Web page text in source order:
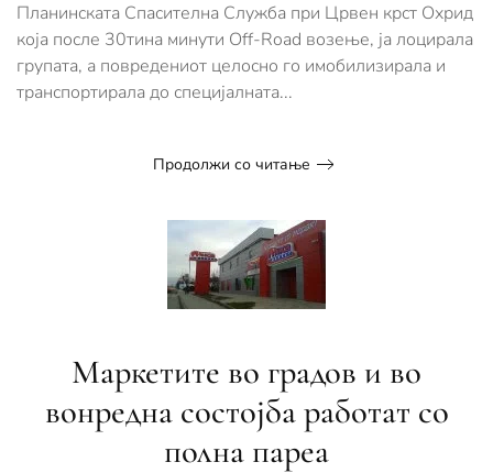
Планинската Спасителна Служба при Црвен крст Охрид
која после 30тина минути Off-Road возење, ја лоцирала
групата, а повредениот целосно го имобилизирала и
транспортирала до специјалната...
Продолжи со читање
Маркетите во градов и во
вонредна состојба работат со
полна пареа